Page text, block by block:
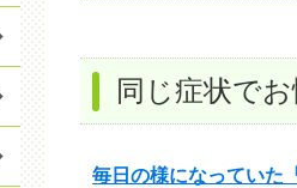
同じ症状で
毎日の様になっていた